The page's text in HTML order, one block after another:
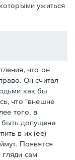
ужиться
что он
Он считал
как бы
что "внешне
того, в
допущена
в их (ее)
Появятся
сам